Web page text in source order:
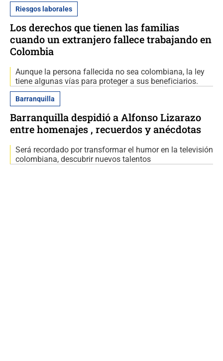
Riesgos laborales
Los derechos que tienen las familias
cuando un extranjero fallece trabajando en
Colombia
Aunque la persona fallecida no sea colombiana, la ley
tiene algunas vías para proteger a sus beneficiarios.
Barranquilla
Barranquilla despidió a Alfonso Lizarazo
entre homenajes , recuerdos y anécdotas
Será recordado por transformar el humor en la televisión
colombiana, descubrir nuevos talentos